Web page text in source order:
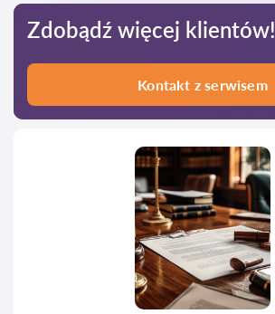
Zdobądź więcej klientów!
Kontakt z serwisem